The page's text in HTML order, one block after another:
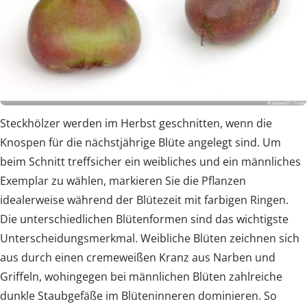
Steckhölzer werden im Herbst geschnitten, wenn die
Knospen für die nächstjährige Blüte angelegt sind. Um
beim Schnitt treffsicher ein weibliches und ein männliches
Exemplar zu wählen, markieren Sie die Pflanzen
idealerweise während der Blütezeit mit farbigen Ringen.
Die unterschiedlichen Blütenformen sind das wichtigste
Unterscheidungsmerkmal. Weibliche Blüten zeichnen sich
aus durch einen cremeweißen Kranz aus Narben und
Griffeln, wohingegen bei männlichen Blüten zahlreiche
dunkle Staubgefäße im Blüteninneren dominieren. So